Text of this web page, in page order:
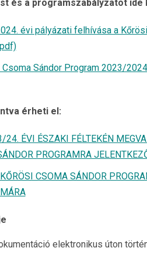
és a programszabályzatot
évi pályázati felhívása a
Sándor Program 2023/
érheti el:
ÉVI ÉSZAKI FÉLTEKÉN
PROGRAMRA
CSOMA SÁNDOR
elektronikus úton